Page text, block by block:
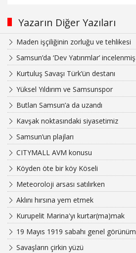
Yazarın Diğer Yazıları
Maden işçiliğinin zorluğu ve tehlikesi
Samsun’da ‘Dev Yatırımlar’ incelenmiş
Kurtuluş Savaşı Türk’ün destanı
Yüksel Yıldırım ve Samsunspor
Butlan Samsun’a da uzandı
Kavşak noktasındaki siyasetimiz
Samsun’un plajları
CITYMALL AVM konusu
Köyden öte bir köy Köseli
Meteoroloji arsası satılırken
Aklını hırsına yem etmek
Kurupelit Marina'yı kurtar(ma)mak
19 Mayıs 1919 sabahı genel görünüm
Savaşların çirkin yüzü